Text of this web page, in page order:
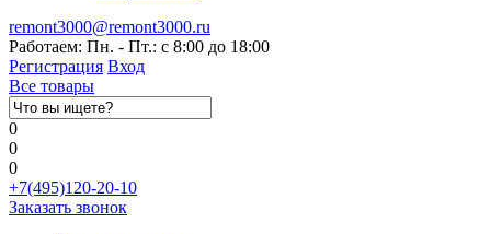
remont3000@remont3000.ru
Работаем: Пн. - Пт.: с 8:00 до 18:00
Регистрация Вход
Все товары
0
0
0
+7(495)120-20-10
Заказать звонок